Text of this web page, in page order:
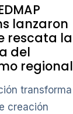
lanzaron
rescata la
del
regional
transforma
creación